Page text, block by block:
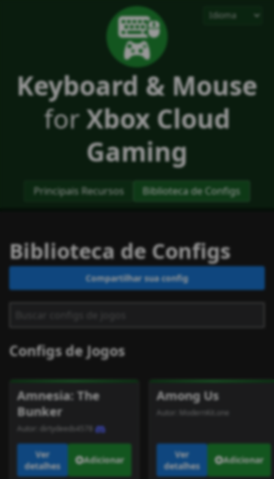
Keyboard & Mouse
forXbox Cloud
Gaming
Principais Recursos Biblioteca de Configs
Biblioteca de Configs
Compartilhar sua config
Configs de Jogos
Amnesia: The
Bunker
Autor: dirtydeeds4578
Ver
detalhes
Adicionar
Among Us
Autor: ModernKit.one
Ver
detalhes
Adicionar